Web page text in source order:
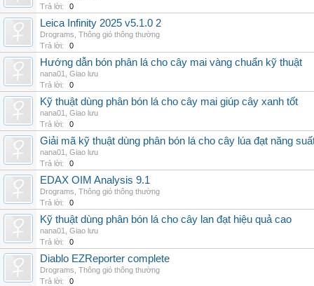
Trả lời:
0
Leica Infinity 2025 v5.1.0 2
Drograms Thông gió thông thường
Trả lời:
0
Hướng dẫn bón phân lá cho cây mai vàng chuẩn kỹ thuật
nana01
Giao lưu
Trả lời:
0
Kỹ thuật dùng phân bón lá cho cây mai giúp cây xanh tốt
nana01
Giao lưu
Trả lời:
0
Giải mã kỹ thuật dùng phân bón lá cho cây lúa đạt năng
nana01
Giao lưu
Trả lời:
0
EDAX OIM Analysis 9.1
Drograms Thông gió thông thường
Trả lời:
0
Kỹ thuật dùng phân bón lá cho cây lan đạt hiệu quả cao
nana01
Giao lưu
Trả lời:
0
Diablo EZReporter complete
Drograms Thông gió thông thường
Trả lời:
0